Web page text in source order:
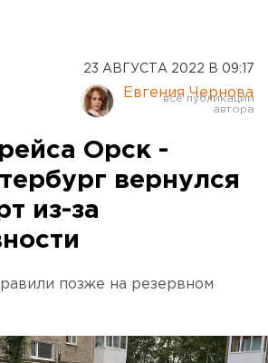
23 АВГУСТА 2022 В 09:17
Евгения Чернова
Орск -
вернулся
из-за
позже на резервном